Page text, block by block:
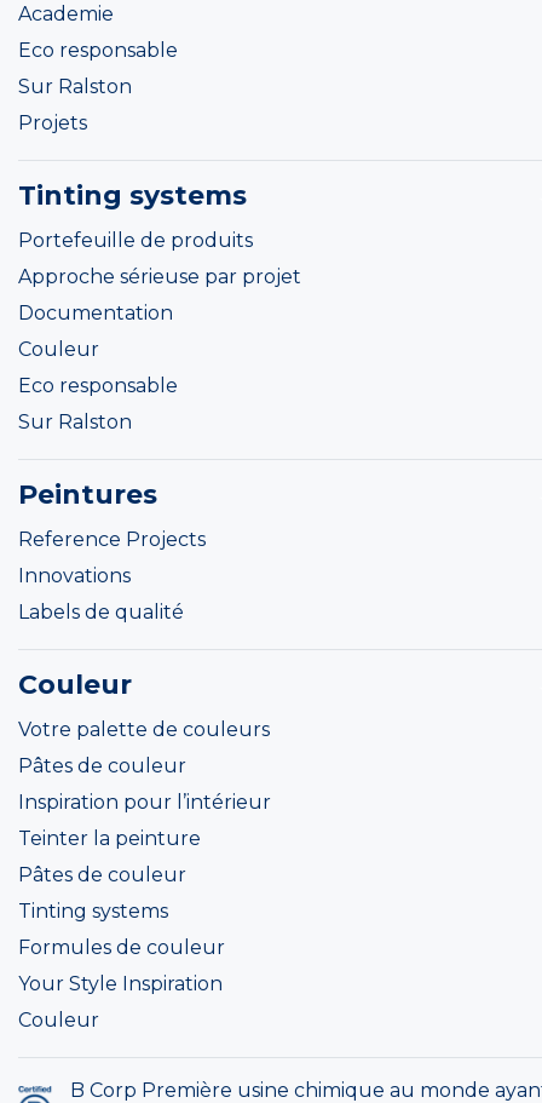
Academie
Eco responsable
Sur Ralston
Projets
Tinting systems
Portefeuille de produits
Approche sérieuse par projet
Documentation
Couleur
Eco responsable
Sur Ralston
Peintures
Reference Projects
Innovations
Labels de qualité
Couleur
Votre palette de couleurs
Pâtes de couleur
Inspiration pour l’intérieur
Teinter la peinture
Pâtes de couleur
Tinting systems
Formules de couleur
Your Style Inspiration
Couleur
B Corp Première usine chimique au monde